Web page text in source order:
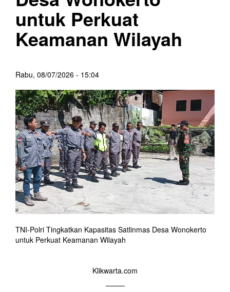
untuk Perkuat
Keamanan Wilayah
Rabu, 08/07/2026 - 15:04
TNI-Polri Tingkatkan Kapasitas Satlinmas Desa Wonokerto
untuk Perkuat Keamanan Wilayah
Klikwarta.com